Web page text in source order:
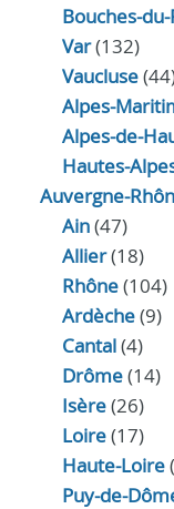
Bouches-
Var(132)
Vaucluse
Alpes-
Alpes-de-
Hautes-
Auvergne-
Ain(47)
Allier(18)
Rhône(104)
Ardèche(9)
Cantal(4)
Drôme(14)
Isère(26)
Loire(17)
Haute-Loire
Puy-de-